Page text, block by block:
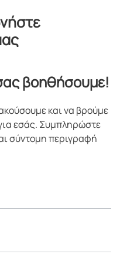
βοηθήσουμε!
και να βρούμε
εσάς. Συμπληρώστε
σύντομη περιγραφή